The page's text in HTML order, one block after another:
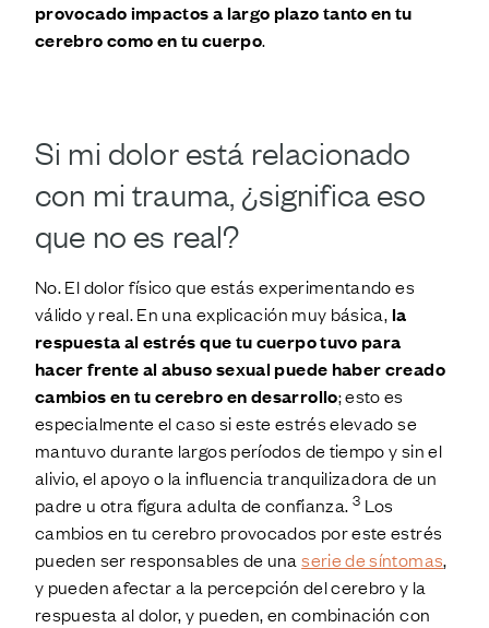
provocado impactos a largo plazo tanto en tu
cerebro como en tu cuerpo.
Si mi dolor está relacionado
con mi trauma, ¿significa eso
que no es real?
No. El dolor físico que estás experimentando es
válido y real. En una explicación muy básica, la
respuesta al estrés que tu cuerpo tuvo para
hacer frente al abuso sexual puede haber creado
cambios en tu cerebro en desarrollo; esto es
especialmente el caso si este estrés elevado se
mantuvo durante largos períodos de tiempo y sin el
alivio, el apoyo o la influencia tranquilizadora de un
padre u otra figura adulta de confianza. 3 Los
cambios en tu cerebro provocados por este estrés
pueden ser responsables de unaserie de síntomas,
y pueden afectar a la percepción del cerebro y la
respuesta al dolor, y pueden, en combinación con